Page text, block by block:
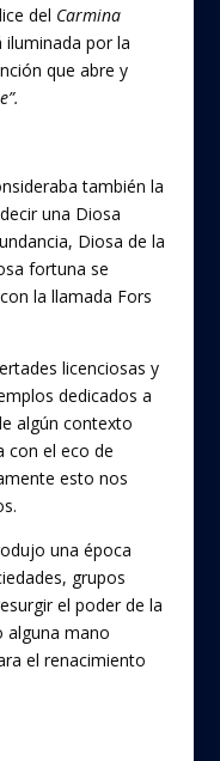
del Carmina
por la
que abre y
también la
una Diosa
Diosa de la
fortuna se
la llamada Fors
licenciosas y
dedicados a
algún contexto
con el eco de
esto nos
una época
grupos
el poder de la
alguna mano
el renacimiento